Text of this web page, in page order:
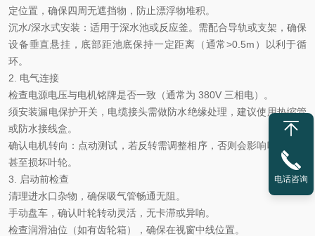
定位置，确保四周无遮挡物，防止漂浮物堆积。
沉水/深水式安装‌：适用于深水池或反应釜。需配合导轨或支架，确保
设备垂直悬挂，底部距池底保持一定距离（通常>0.5m）以利于循
环。
2. 电气连接‌
检查电源电压与电机铭牌是否一致（通常为 380V 三相电）。
须安装漏电保护开关 ‌，电缆接头需做防水绝缘处理，建议使用热缩管
或防水接线盒。
确认电机转向：点动测试，若反转需调整相序，否则会影响吸水效果
甚至损坏叶轮。
3. 启动前检查‌
清理进水口杂物，确保吸气管畅通无阻。
手动盘车，确认叶轮转动灵活，无卡滞或异响。
检查润滑油位（如有齿轮箱），确保在视窗中线位置。
电话咨询